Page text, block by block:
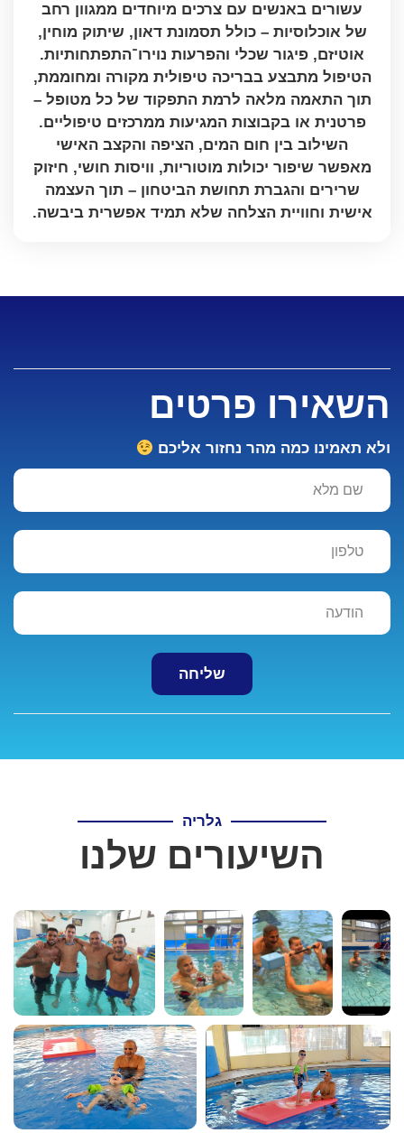
עשורים באנשים עם צרכים מיוחדים ממגוון רחב
של אוכלוסיות – כולל תסמונת דאון, שיתוק מוחין,
אוטיזם, פיגור שכלי והפרעות נוירו־התפתחותיות.
הטיפול מתבצע בבריכה טיפולית מקורה ומחוממת,
תוך התאמה מלאה לרמת התפקוד של כל מטופל –
פרטנית או בקבוצות המגיעות ממרכזים טיפוליים.
השילוב בין חום המים, הציפה והקצב האישי
מאפשר שיפור יכולות מוטוריות, וויסות חושי, חיזוק
שרירים והגברת תחושת הביטחון – תוך העצמה
אישית וחוויית הצלחה שלא תמיד אפשרית ביבשה.
השאירו פרטים
ולא תאמינו כמה מהר נחזור אליכם
שליחה
גלריה
השיעורים שלנו